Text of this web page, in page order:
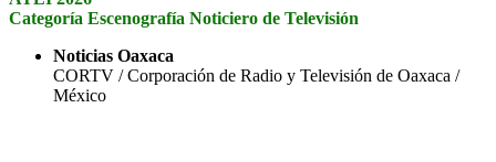
Categoría Escenografía Noticiero de Televisión
Noticias Oaxaca
CORTV / Corporación de Radio y Televisión de Oaxaca /
México